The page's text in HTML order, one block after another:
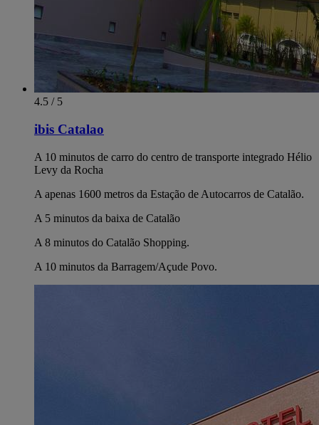
4.5 / 5
ibis Catalao
A 10 minutos de carro do centro de transporte integrado Hélio
Levy da Rocha
A apenas 1600 metros da Estação de Autocarros de Catalão.
A 5 minutos da baixa de Catalão
A 8 minutos do Catalão Shopping.
A 10 minutos da Barragem/Açude Povo.